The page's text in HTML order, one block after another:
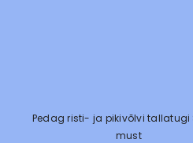
Pedag risti- ja pikivõlvi tallatugi
must